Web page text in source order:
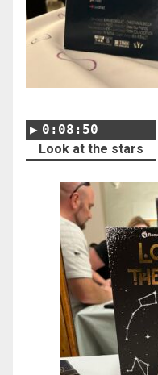
0:08:50
Look at the stars